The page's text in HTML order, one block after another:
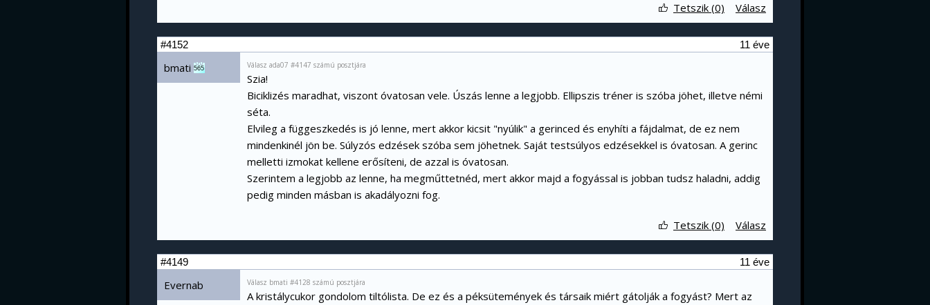
Válasz
Tetszik (0)
11 éve
#4152
bmati 565 Válasz ada07 #4147 számú posztjára
Szia!
Biciklizés maradhat, viszont óvatosan vele. Úszás lenne a legjobb. Ellipszis tréner is szóba jöhet, illetve némi
séta.
Elvileg a függeszkedés is jó lenne, mert akkor kicsit "nyúlik" a gerinced és enyhíti a fájdalmat, de ez nem
mindenkinél jön be. Súlyzós edzések szóba sem jöhetnek. Saját testsúlyos edzésekkel is óvatosan. A gerinc
melletti izmokat kellene erősíteni, de azzal is óvatosan.
Szerintem a legjobb az lenne, ha megműttetnéd, mert akkor majd a fogyással is jobban tudsz haladni, addig
pedig minden másban is akadályozni fog.
Válasz
Tetszik (0)
11 éve
#4149
Evernab Válasz bmati #4128 számú posztjára
A kristálycukor gondolom tiltólista. De ez és a péksütemények és társaik miért gátolják a fogyást? Mert az